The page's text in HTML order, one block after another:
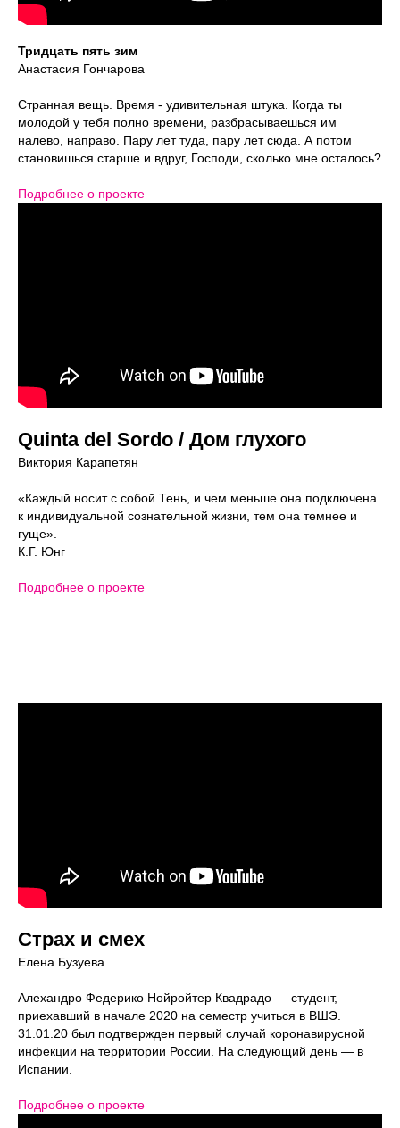
Тридцать пять зим
Анастасия Гончарова
Странная вещь. Время - удивительная штука. Когда ты
молодой у тебя полно времени, разбрасываешься им
налево, направо. Пару лет туда, пару лет сюда. А потом
становишься старше и вдруг, Господи, сколько мне осталось?
Подробнее о проекте
Quinta del Sordo / Дом глухого
Виктория Карапетян
«Каждый носит с собой Тень, и чем меньше она подключена
к индивидуальной сознательной жизни, тем она темнее и
гуще».
К.Г. Юнг
Подробнее о проекте
Страх и смех
Елена Бузуева
Алехандро Федерико Нойройтер Квадрадо — студент,
приехавший в начале 2020 на семестр учиться в ВШЭ.
31.01.20 был подтвержден первый случай коронавирусной
инфекции на территории России. На следующий день — в
Испании.
Подробнее о проекте
Контактный центр Поступающим
Новости школы
Подпишитесь, чтобы первыми узнавать о новых
курсах, скидках и событиях школы.